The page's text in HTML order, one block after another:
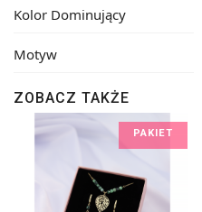
Kolor Dominujący
Motyw
ZOBACZ TAKŻE
PAKIET